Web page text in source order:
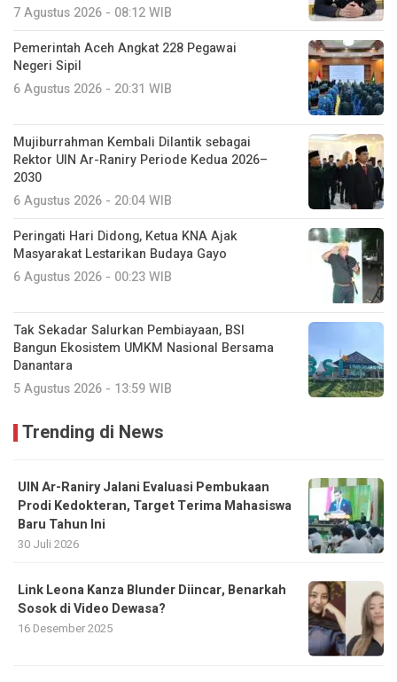
7 Agustus 2026 - 08:12 WIB
Pemerintah Aceh Angkat 228 Pegawai
Negeri Sipil
6 Agustus 2026 - 20:31 WIB
Mujiburrahman Kembali Dilantik sebagai
Rektor UIN Ar-Raniry Periode Kedua 2026–
2030
6 Agustus 2026 - 20:04 WIB
Peringati Hari Didong, Ketua KNA Ajak
Masyarakat Lestarikan Budaya Gayo
6 Agustus 2026 - 00:23 WIB
Tak Sekadar Salurkan Pembiayaan, BSI
Bangun Ekosistem UMKM Nasional Bersama
Danantara
5 Agustus 2026 - 13:59 WIB
Trending di News
UIN Ar-Raniry Jalani Evaluasi Pembukaan
Prodi Kedokteran, Target Terima Mahasiswa
Baru Tahun Ini
30 Juli 2026
Link Leona Kanza Blunder Diincar, Benarkah
Sosok di Video Dewasa?
16 Desember 2025